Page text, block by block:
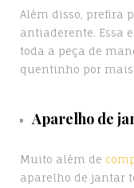
Além disso, prefira
antiaderente. Essa
toda a peça de
quentinho por mais
Aparelho de
Muito além de
aparelho de jantar